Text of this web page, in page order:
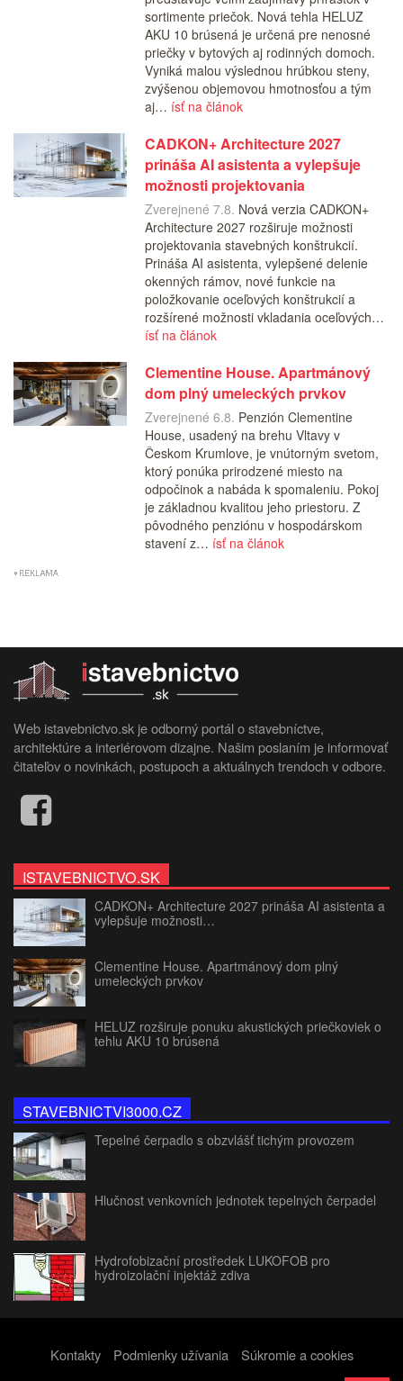
sortimente priečok. Nová tehla HELUZ
AKU 10 brúsená je určená pre nenosné
priečky v bytových aj rodinných domoch.
Vyniká malou výslednou hrúbkou steny,
zvýšenou objemovou hmotnosťou a tým
aj… ísť na článok
CADKON+ Architecture 2027
prináša AI asistenta a vylepšuje
možnosti projektovania
Zverejnené 7.8. Nová verzia CADKON+
Architecture 2027 rozširuje možnosti
projektovania stavebných konštrukcií.
Prináša AI asistenta, vylepšené delenie
okenných rámov, nové funkcie na
položkovanie oceľových konštrukcií a
rozšírené možnosti vkladania oceľových…
ísť na článok
Clementine House. Apartmánový
dom plný umeleckých prvkov
Zverejnené 6.8. Penzión Clementine
House, usadený na brehu Vltavy v
Českom Krumlove, je vnútorným svetom,
ktorý ponúka prirodzené miesto na
odpočinok a nabáda k spomaleniu. Pokoj
je základnou kvalitou jeho priestoru. Z
pôvodného penziónu v hospodárskom
stavení z… ísť na článok
Web istavebnictvo.sk je odborný portál o stavebníctve,
architektúre a interiérovom dizajne. Našim poslaním je informovať
čitateľov o novinkách, postupoch a aktuálnych trendoch v odbore.
ISTAVEBNICTVO.SK
CADKON+ Architecture 2027 prináša AI asistenta a
vylepšuje možnosti…
Clementine House. Apartmánový dom plný
umeleckých prvkov
HELUZ rozširuje ponuku akustických priečkoviek o
tehlu AKU 10 brúsená
STAVEBNICTVI3000.CZ
Tepelné čerpadlo s obzvlášť tichým provozem
Hlučnost venkovních jednotek tepelných čerpadel
Hydrofobizační prostředek LUKOFOB pro
hydroizolační injektáž zdiva
Kontakty Podmienky užívania Súkromie a cookies